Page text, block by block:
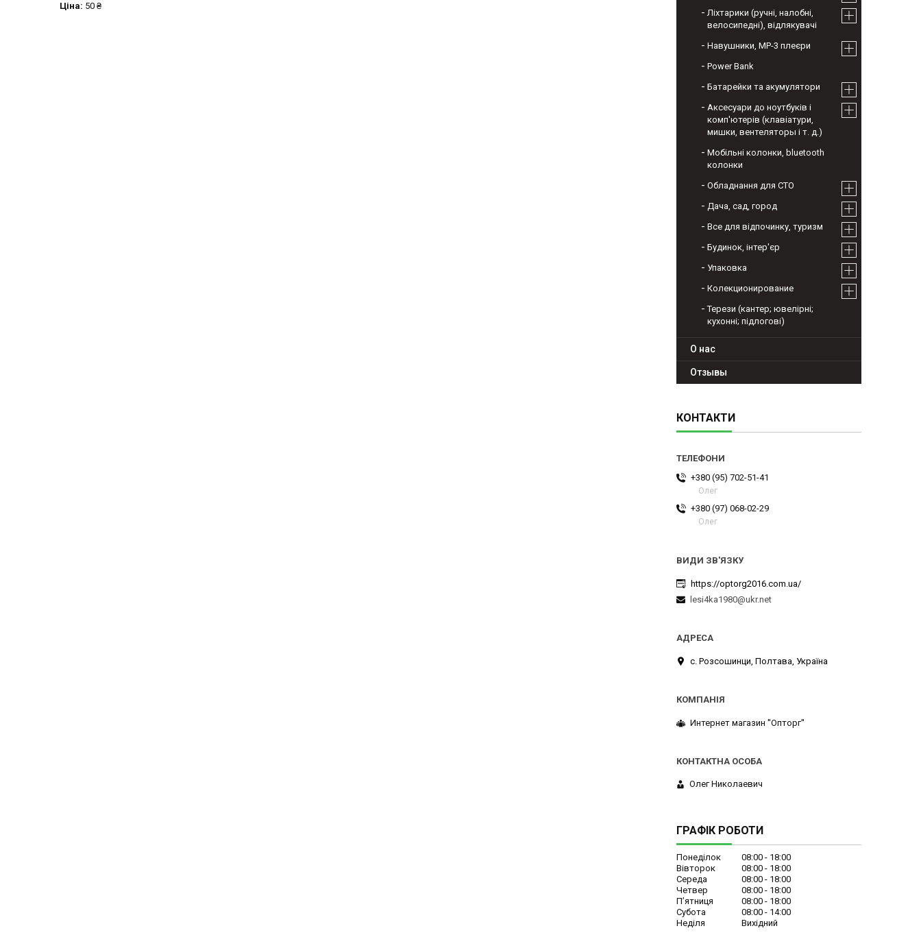
Ціна: 50 ₴
Ліхтарики (ручні, налобні,
велосипедні), відлякувачі
Навушники, МР-3 плеєри
Power Bank
Батарейки та акумулятори
Аксесуари до ноутбуків і
комп'ютерів (клавіатури,
мишки, вентеляторы і т. д.)
Мобільні колонки, bluetooth
колонки
Обладнання для СТО
Дача, сад, город
Все для відпочинку, туризм
Будинок, інтер'єр
Упаковка
Колекционирование
Терези (кантер; ювелірні;
кухонні; підлогові)
О нас
Отзывы
КОНТАКТИ
+380 (95) 702-51-41
Олег
+380 (97) 068-02-29
Олег
https://optorg2016.com.ua/
lesi4ka1980@ukr.net
с. Розсошинци, Полтава, Україна
Интернет магазин ''Опторг''
Олег Николаевич
ГРАФІК РОБОТИ
Понеділок 08:00
18:00
Вівторок
08:00
18:00
Середа
08:00
18:00
Четвер
08:00
18:00
Пʼятниця
08:00
18:00
Субота
08:00
14:00
Неділя
Вихідний